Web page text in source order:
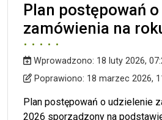
Plan postępowań
zamówienia na
Wprowadzono
Wprowadzono: 18 luty 2026,
Poprawiono
Poprawiono: 18 marzec 2026,
Plan postępowań o udzielenie
2026 sporządzony na